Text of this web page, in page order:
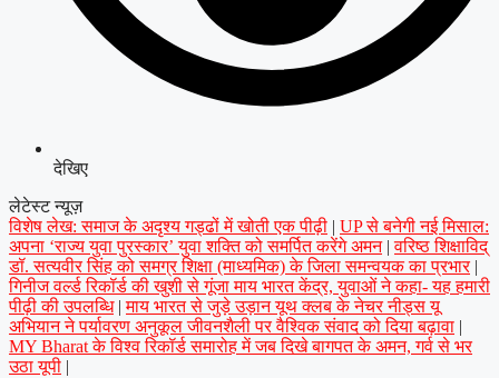
देखिए
लेटेस्ट न्यूज़
विशेष लेख: समाज के अदृश्य गड्ढों में खोती एक पीढ़ी | UP से बनेगी नई मिसाल:
अपना ‘राज्य युवा पुरस्कार’ युवा शक्ति को समर्पित करेंगे अमन | वरिष्ठ शिक्षाविद्
डॉ. सत्यवीर सिंह को समग्र शिक्षा (माध्यमिक) के जिला समन्वयक का प्रभार |
गिनीज वर्ल्ड रिकॉर्ड की खुशी से गूंजा माय भारत केंद्र, युवाओं ने कहा- यह हमारी
पीढ़ी की उपलब्धि | माय भारत से जुड़े उड़ान यूथ क्लब के नेचर नीड्स यू
अभियान ने पर्यावरण अनुकूल जीवनशैली पर वैश्विक संवाद को दिया बढ़ावा |
MY Bharat के विश्व रिकॉर्ड समारोह में जब दिखे बागपत के अमन, गर्व से भर
उठा यूपी |